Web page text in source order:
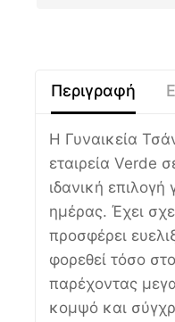
Περιγραφή
Η Γυναικεία
εταιρεία Verde
ιδανική επιλογή
ημέρας. Έχει
προσφέρει
φορεθεί τόσο
παρέχοντας
κομψό και